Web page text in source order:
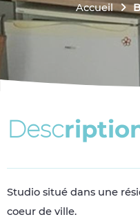
Accueil
Descriptio
Studio situé dans une
coeur de ville.